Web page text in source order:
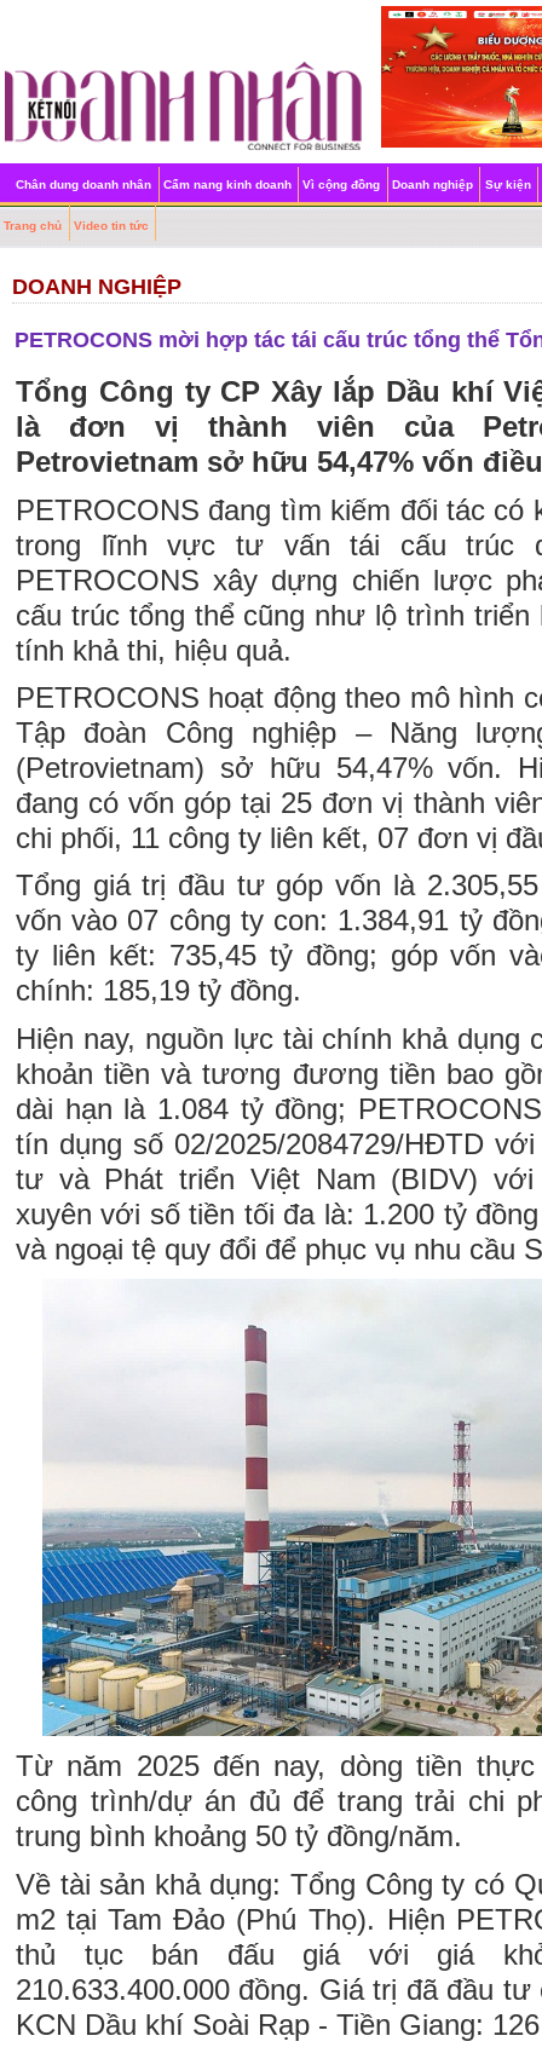
Chân dung doanh nhân Cẩm nang kinh doanh Vì cộng đồng Doanh nghiệp Sự kiện
Trang chủ Video tin tức
DOANH NGHIỆP
PETROCONS mời hợp tác tái cấu trúc tổng thể
Tổng Công ty CP Xây lắp Dầu khí
là đơn vị thành viên của
Petrovietnam sở hữu 54,47% vốn
PETROCONS đang tìm kiếm đối tác có
trong lĩnh vực tư vấn tái cấu trúc
PETROCONS xây dựng chiến lược
cấu trúc tổng thể cũng như lộ trình
tính khả thi, hiệu quả.
PETROCONS hoạt động theo mô hình
Tập đoàn Công nghiệp – Năng
(Petrovietnam) sở hữu 54,47% vốn.
đang có vốn góp tại 25 đơn vị thành
chi phối, 11 công ty liên kết, 07 đơn vị
Tổng giá trị đầu tư góp vốn là
vốn vào 07 công ty con: 1.384,91 tỷ
ty liên kết: 735,45 tỷ đồng; góp vốn
chính: 185,19 tỷ đồng.
Hiện nay, nguồn lực tài chính khả dụng
khoản tiền và tương đương tiền bao
dài hạn là 1.084 tỷ đồng;
tín dụng số 02/2025/2084729/HĐTD
tư và Phát triển Việt Nam (BIDV)
xuyên với số tiền tối đa là: 1.200 tỷ
và ngoại tệ quy đổi để phục vụ nhu cầu
Từ năm 2025 đến nay, dòng tiền
công trình/dự án đủ để trang trải chi
trung bình khoảng 50 tỷ đồng/năm.
Về tài sản khả dụng: Tổng Công ty có
m2 tại Tam Đảo (Phú Thọ). Hiện
thủ tục bán đấu giá với giá
210.633.400.000 đồng. Giá trị đã đầu
KCN Dầu khí Soài Rạp - Tiền Giang: